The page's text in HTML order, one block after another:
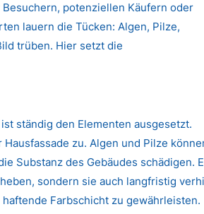
potenziellen Käufern oder
lauern die Tücken: Algen, Pilze,
trüben. Hier setzt die
ständig den Elementen ausgesetzt.
zu. Algen und Pilze
Substanz des Gebäudes schädigen.
sondern sie auch langfristig
Farbschicht zu gewährleisten.